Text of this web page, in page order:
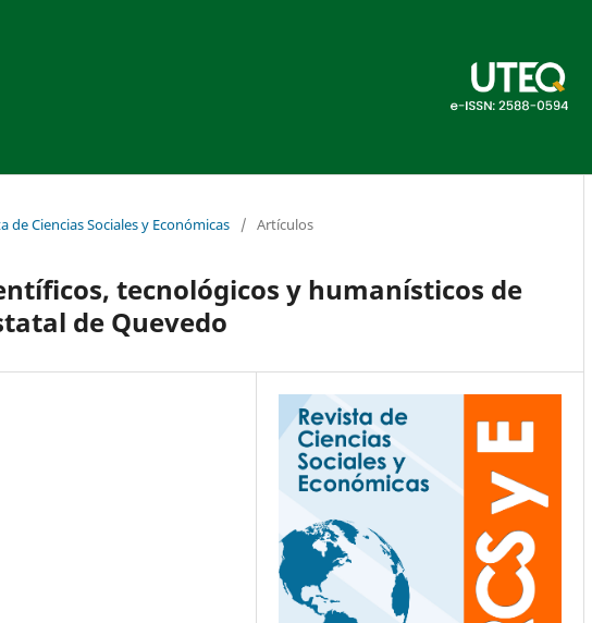
de Ciencias Sociales y Económicas / Artículos
tecnológicos y humanísticos de
de Quevedo